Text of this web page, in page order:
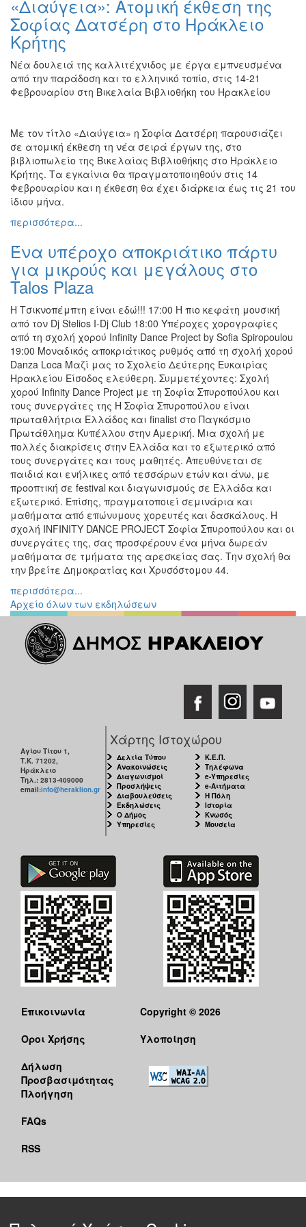
Ζωγραφική
Φωτογραφία
Τραγούδι
Μουσική
Κινηματογράφος
Θέατρο
Παζάρι
Ειδών
Συνέδρια
Ημερίδες
-
Σεμινάρια-
Διαλέξεις-
Ομιλίες
Διάφορες
Εκθέσεις
Εκδηλώσεις
για
Παιδιά
Άλλες
Εκδηλώσεις
ΤΟΠΟΣ
ΜΑΣ
ΔΗΜΟΣ
ΠΟΛΙΤΙΣΜΟΣ
ΑΝΘΕΚΤΙΚΗ
ΠΟΛΗ
«Διαύγεια»: Ατομική έκθεση της
Σοφίας Δατσέρη στο Ηράκλειο
Κρήτης
Νέα δουλειά της καλλιτέχνιδος με έργα εμπνευσμένα
από την παράδοση και το ελληνικό τοπίο, στις 14-21
Φεβρουαρίου στη Βικελαία Βιβλιοθήκη του Ηρακλείου
Με τον τίτλο «Διαύγεια» η Σοφία Δατσέρη παρουσιάζει
σε ατομική έκθεση τη νέα σειρά έργων της, στο
βιβλιοπωλείο της Βικελαίας Βιβλιοθήκης στο Ηράκλειο
Κρήτης. Τα εγκαίνια θα πραγματοποιηθούν στις 14
Φεβρουαρίου και η έκθεση θα έχει διάρκεια έως τις 21 του
ίδιου μήνα.
περισσότερα...
Ένα υπέροχο αποκριάτικο πάρτυ
για μικρούς και μεγάλους στο
Talos Plaza
Η Τσικνοπέμπτη είναι εδώ!!! 17:00 Η πιο κεφάτη μουσική
από τον Dj Stelios I-Dj Club 18:00 Υπέροχες χορογραφίες
από τη σχολή χορού Infinity Dance Project by Sofia Spiropoulou
19:00 Μοναδικός αποκριάτικος ρυθμός από τη σχολή χορού
Danza Loca Μαζί μας το Σχολείο Δεύτερης Ευκαιρίας
Ηρακλείου Είσοδος ελεύθερη. Συμμετέχοντες: Σχολή
χορού Infinity Dance Project με τη Σοφία Σπυροπούλου και
τους συνεργάτες της Η Σοφία Σπυροπούλου είναι
πρωταθλήτρια Ελλάδος και finalist στο Παγκόσμιο
Πρωτάθλημα Κυπέλλου στην Αμερική. Μια σχολή με
πολλές διακρίσεις στην Ελλάδα και το εξωτερικό από
τους συνεργάτες και τους μαθητές. Απευθύνεται σε
παιδιά και ενήλικες από τεσσάρων ετών και άνω, με
προοπτική σε festival και διαγωνισμούς σε Ελλάδα και
εξωτερικό. Επίσης, πραγματοποιεί σεμινάρια και
μαθήματα από επώνυμους χορευτές και δασκάλους. Η
σχολή INFINITY DANCE PROJECT Σοφία Σπυροπούλου και οι
συνεργάτες της, σας προσφέρουν ένα μήνα δωρεάν
μαθήματα σε τμήματα της αρεσκείας σας. Την σχολή θα
την βρείτε Δημοκρατίας και Χρυσόστομου 44.
περισσότερα...
Αρχείο όλων των εκδηλώσεων
Αγίου Τίτου 1,
Τ.Κ. 71202,
Ηράκλειο
Τηλ.: 2813-409000
email:info@heraklion.gr
Χάρτης Ιστοχώρου
Δελτία Τύπου
Ανακοινώσεις
Διαγωνισμοί
Προσλήψεις
Διαβουλεύσεις
Εκδηλώσεις
Ο Δήμος
Υπηρεσίες
Κ.Ε.Π.
Τηλέφωνα
e-Υπηρεσίες
e-Αιτήματα
Η Πόλη
Ιστορία
Κνωσός
Μουσεία
Επικοινωνία
Όροι Χρήσης
Δήλωση
Προσβασιμότητας
Πλοήγηση
FAQs
RSS
Copyright © 2026
Υλοποίηση